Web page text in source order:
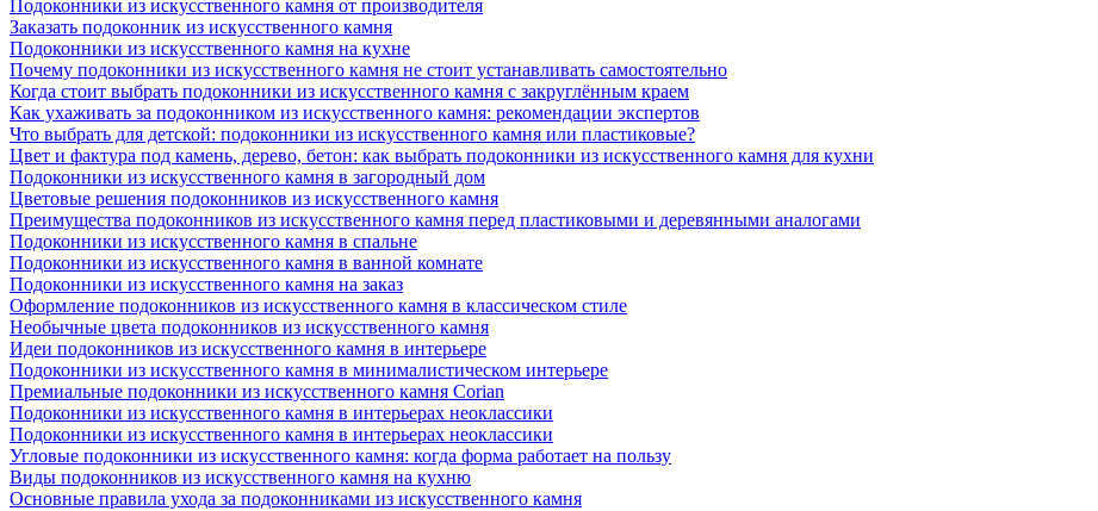
Подоконники из искусственного камня от производителя
Заказать подоконник из искусственного камня
Подоконники из искусственного камня на кухне
Почему подоконники из искусственного камня не стоит устанавливать самостоятельно
Когда стоит выбрать подоконники из искусственного камня с закруглённым краем
Как ухаживать за подоконником из искусственного камня: рекомендации экспертов
Что выбрать для детской: подоконники из искусственного камня или пластиковые?
Цвет и фактура под камень, дерево, бетон: как выбрать подоконники из искусственного камня для кухни
Подоконники из искусственного камня в загородный дом
Цветовые решения подоконников из искусственного камня
Преимущества подоконников из искусственного камня перед пластиковыми и деревянными аналогами
Подоконники из искусственного камня в спальне
Подоконники из искусственного камня в ванной комнате
Подоконники из искусственного камня на заказ
Оформление подоконников из искусственного камня в классическом стиле
Необычные цвета подоконников из искусственного камня
Идеи подоконников из искусственного камня в интерьере
Подоконники из искусственного камня в минималистическом интерьере
Премиальные подоконники из искусственного камня Corian
Подоконники из искусственного камня в интерьерах неоклассики
Подоконники из искусственного камня в интерьерах неоклассики
Угловые подоконники из искусственного камня: когда форма работает на пользу
Виды подоконников из искусственного камня на кухню
Основные правила ухода за подоконниками из искусственного камня